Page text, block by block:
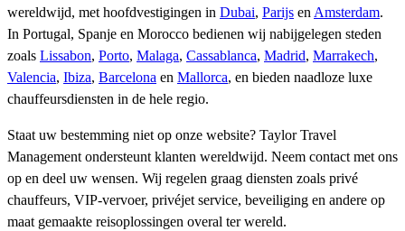
wereldwijd, met hoofdvestigingen in Dubai, Parijs en Amsterdam.
In Portugal, Spanje en Morocco bedienen wij nabijgelegen steden
zoals Lissabon, Porto, Malaga, Cassablanca, Madrid, Marrakech,
Valencia, Ibiza, Barcelona en Mallorca, en bieden naadloze luxe
chauffeursdiensten in de hele regio.
Staat uw bestemming niet op onze website? Taylor Travel
Management ondersteunt klanten wereldwijd. Neem contact met ons
op en deel uw wensen. Wij regelen graag diensten zoals privé
chauffeurs, VIP-vervoer, privéjet service, beveiliging en andere op
maat gemaakte reisoplossingen overal ter wereld.